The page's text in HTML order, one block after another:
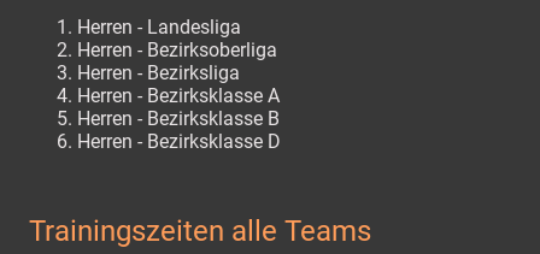
Herren - Landesliga
⁠Herren - Bezirksoberliga
⁠Herren - Bezirksliga
⁠Herren - Bezirksklasse A
⁠Herren - Bezirksklasse B
⁠Herren - Bezirksklasse D
Trainingszeiten alle Teams